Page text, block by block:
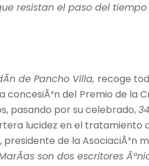
resistan el paso del
de Pancho Villa, recoge
concesiÃ³n del Premio de la
pasando por su celebrado,
lucidez en el tratamiento
presidente de la AsociaciÃ³n
son dos escritores